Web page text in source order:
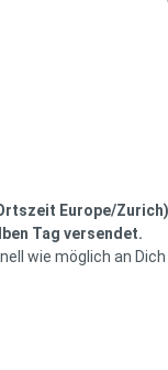
Europe/
Tag versendet.
wie möglich an Dich